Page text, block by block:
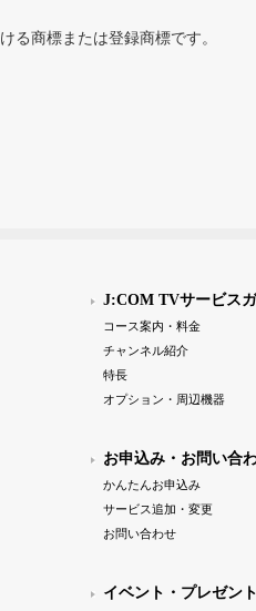
る商標または登録商標です。
J:COM TVサービス
コース案内・料金
チャンネル紹介
特長
オプション・周辺機器
お申込み・お問い合
かんたんお申込み
サービス追加・変更
お問い合わせ
イベント・プレゼント